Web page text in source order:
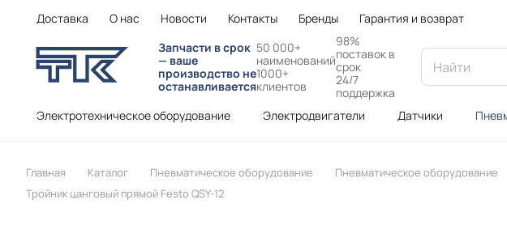
Доставка О нас Новости Контакты Бренды Гарантия и возврат
Запчасти в срок
— ваше
производство не
останавливается
50 000+
наименований
1000+
клиентов
98%
поставок в
срок
24/7
поддержка
Электротехническое оборудование Электродвигатели Датчики
Главная Каталог Пневматическое оборудование Пневматическое оборудование
Тройник цанговый прямой Festo QSY-12